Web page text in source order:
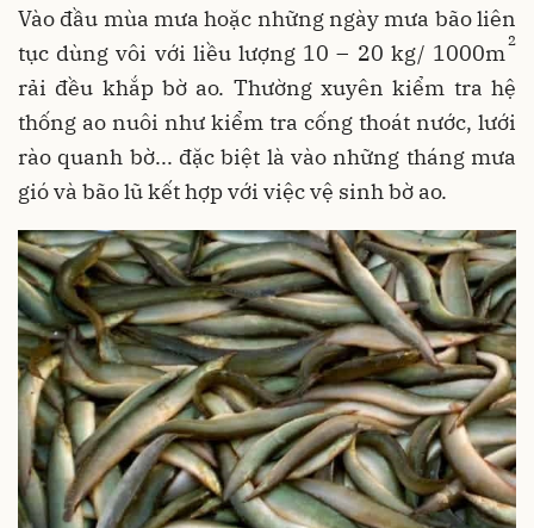
Vào đầu mùa mưa hoặc những ngày mưa bão liên
tục dùng vôi với liều lượng 10 – 20 kg/ 1000m2
rải đều khắp bờ ao. Thường xuyên kiểm tra hệ
thống ao nuôi như kiểm tra cống thoát nước, lưới
rào quanh bờ... đặc biệt là vào những tháng mưa
gió và bão lũ kết hợp với việc vệ sinh bờ ao.